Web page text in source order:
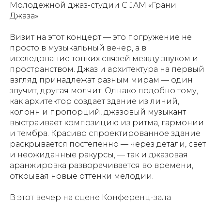
Молодежной джаз-студии C JAM «Грани
Джаза».
Визит на этот концерт — это погружение не
просто в музыкальный вечер, а в
исследование тонких связей между звуком и
пространством. Джаз и архитектура на первый
взгляд принадлежат разным мирам — один
звучит, другая молчит. Однако подобно тому,
как архитектор создает здание из линий,
колонн и пропорций, джазовый музыкант
выстраивает композицию из ритма, гармонии
и тембра. Красиво спроектированное здание
раскрывается постепенно — через детали, свет
и неожиданные ракурсы, — так и джазовая
аранжировка разворачивается во времени,
открывая новые оттенки мелодии.
В этот вечер на сцене Конференц-зала